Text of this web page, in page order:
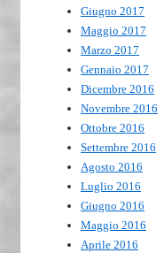
Giugno 2017
Maggio 2017
Marzo 2017
Gennaio 2017
Dicembre 2016
Novembre 2016
Ottobre 2016
Settembre 2016
Agosto 2016
Luglio 2016
Giugno 2016
Maggio 2016
Aprile 2016